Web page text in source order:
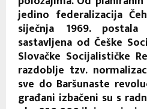
jedino federalizacija
siječnja 1969.
sastavljena od Češke
Slovačke Socijalističke
razdoblje tzv.
sve do Baršunaste
građani izbačeni su s